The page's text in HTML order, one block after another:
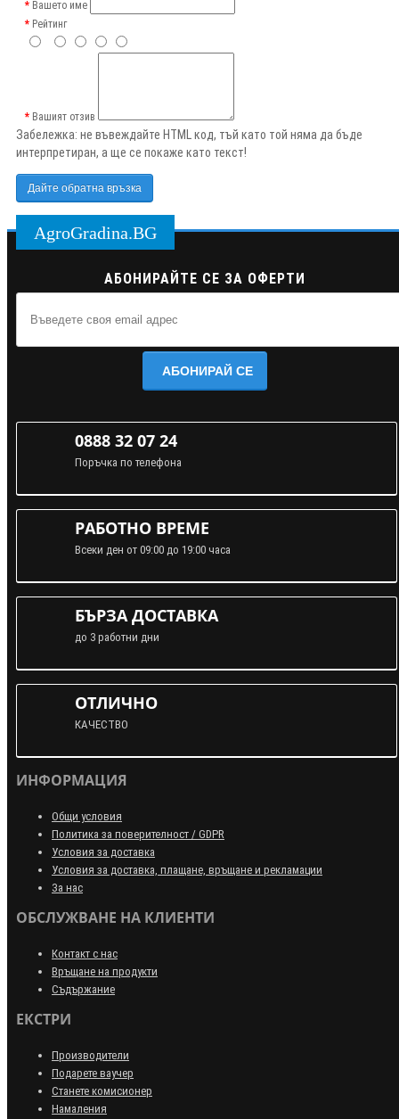
Вашето име
Рейтинг
Вашият отзив
Забележка: не въвеждайте HTML код, тъй като той няма да бъде
интерпретиран, а ще се покаже като текст!
Дайте обратна връзка
AgroGradina.BG
АБОНИРАЙТЕ СЕ ЗА ОФЕРТИ
АБОНИРАЙ СЕ
0888 32 07 24
Поръчка по телефона
РАБОТНО ВРЕМЕ
Всеки ден от 09:00 до 19:00 часа
БЪРЗА ДОСТАВКА
до 3 работни дни
ОТЛИЧНО
КАЧЕСТВО
ИНФОРМАЦИЯ
Общи условия
Политика за поверителност / GDPR
Условия за доставка
Условия за доставка, плащане, връщане и рекламации
За нас
ОБСЛУЖВАНЕ НА КЛИЕНТИ
Контакт с нас
Връщане на продукти
Съдържание
ЕКСТРИ
Производители
Подарете ваучер
Станете комисионер
Намаления